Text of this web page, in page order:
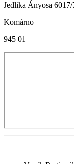
Jedlika Ányosa
Komárno
945 01